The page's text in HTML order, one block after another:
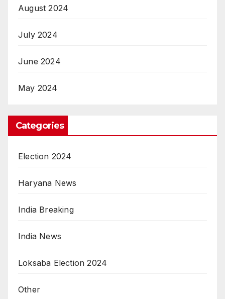
August 2024
July 2024
June 2024
May 2024
Categories
Election 2024
Haryana News
India Breaking
India News
Loksaba Election 2024
Other